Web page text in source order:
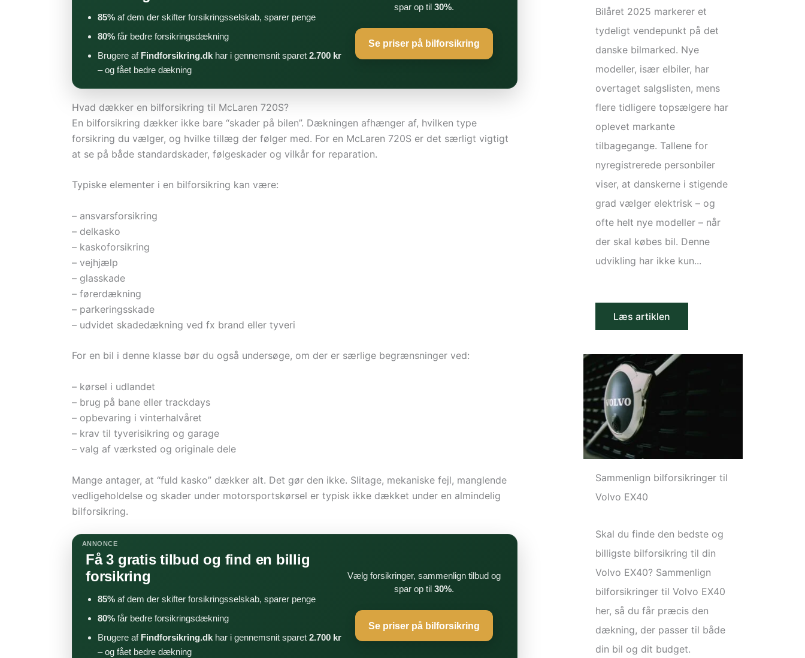
85% af dem der skifter forsikringsselskab, sparer penge
80% får bedre forsikringsdækning
Brugere af Findforsikring.dk har i gennemsnit sparet 2.700 kr
– og fået bedre dækning
spar op til30%.
Se priser på bilforsikring
Hvad dækker en bilforsikring til McLaren 720S?
En bilforsikring dækker ikke bare “skader på bilen”. Dækningen afhænger af, hvilken type
forsikring du vælger, og hvilke tillæg der følger med. For en McLaren 720S er det særligt vigtigt
at se på både standardskader, følgeskader og vilkår for reparation.
Typiske elementer i en bilforsikring kan være:
– ansvarsforsikring
– delkasko
– kaskoforsikring
– vejhjælp
– glasskade
– førerdækning
– parkeringsskade
– udvidet skadedækning ved fx brand eller tyveri
For en bil i denne klasse bør du også undersøge, om der er særlige begrænsninger ved:
– kørsel i udlandet
– brug på bane eller trackdays
– opbevaring i vinterhalvåret
– krav til tyverisikring og garage
– valg af værksted og originale dele
Mange antager, at “fuld kasko” dækker alt. Det gør den ikke. Slitage, mekaniske fejl, manglende
vedligeholdelse og skader under motorsportskørsel er typisk ikke dækket under en almindelig
bilforsikring.
ANNONCE
Få 3 gratis tilbud og find en billig
forsikring
85% af dem der skifter forsikringsselskab, sparer penge
80% får bedre forsikringsdækning
Brugere af Findforsikring.dk har i gennemsnit sparet 2.700 kr
– og fået bedre dækning
Vælg forsikringer, sammenlign tilbud og
spar op til30%.
Se priser på bilforsikring
Bilåret 2025 markerer et
tydeligt vendepunkt på det
danske bilmarked. Nye
modeller, især elbiler, har
overtaget salgslisten, mens
flere tidligere topsælgere har
oplevet markante
tilbagegange. Tallene for
nyregistrerede personbiler
viser, at danskerne i stigende
grad vælger elektrisk – og
ofte helt nye modeller – når
der skal købes bil. Denne
udvikling har ikke kun...
Læs artiklen
Sammenlign bilforsikringer til
Volvo EX40
Skal du finde den bedste og
billigste bilforsikring til din
Volvo EX40? Sammenlign
bilforsikringer til Volvo EX40
her, så du får præcis den
dækning, der passer til både
din bil og dit budget.